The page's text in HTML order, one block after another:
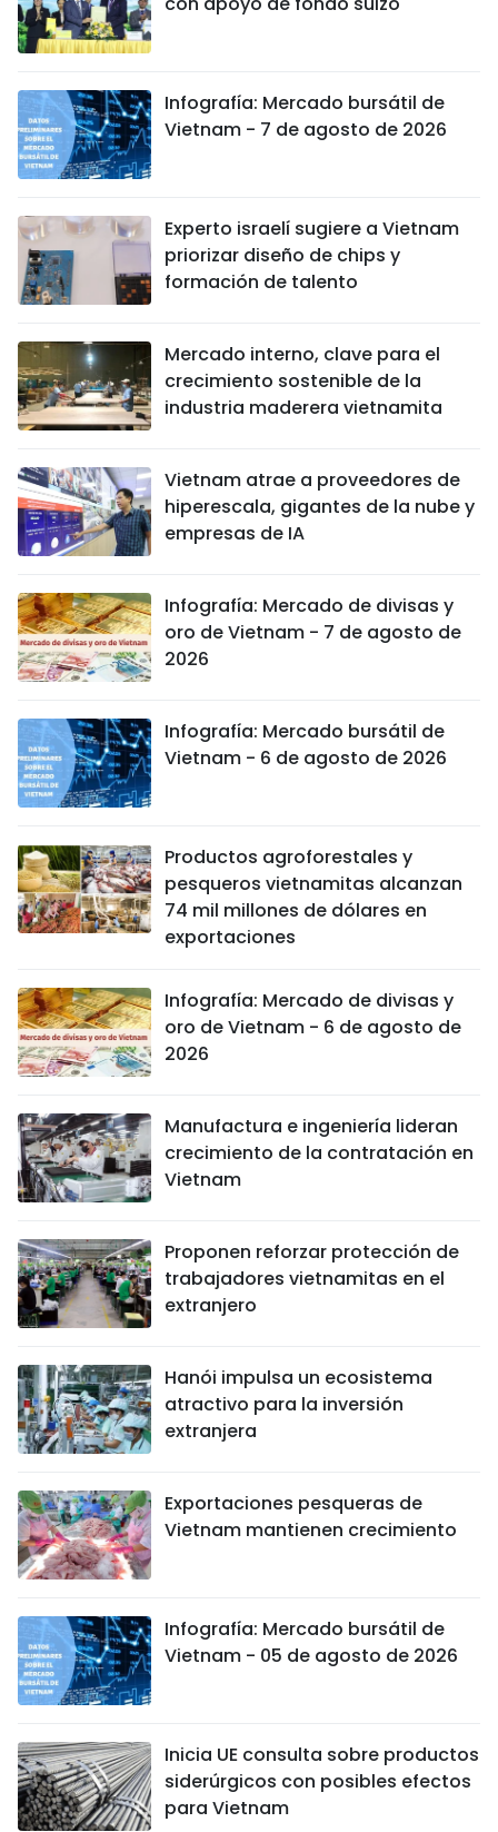
Infografía: Mercado bursátil de
Vietnam - 7 de agosto de 2026
Experto israelí sugiere a Vietnam
priorizar diseño de chips y
formación de talento
Mercado interno, clave para el
crecimiento sostenible de la
industria maderera vietnamita
Vietnam atrae a proveedores de
hiperescala, gigantes de la nube y
empresas de IA
Infografía: Mercado de divisas y
oro de Vietnam - 7 de agosto de
2026
Infografía: Mercado bursátil de
Vietnam - 6 de agosto de 2026
Productos agroforestales y
pesqueros vietnamitas alcanzan
74 mil millones de dólares en
exportaciones
Infografía: Mercado de divisas y
oro de Vietnam - 6 de agosto de
2026
Manufactura e ingeniería lideran
crecimiento de la contratación en
Vietnam
Proponen reforzar protección de
trabajadores vietnamitas en el
extranjero
Hanói impulsa un ecosistema
atractivo para la inversión
extranjera
Exportaciones pesqueras de
Vietnam mantienen crecimiento
Infografía: Mercado bursátil de
Vietnam - 05 de agosto de 2026
Inicia UE consulta sobre productos
siderúrgicos con posibles efectos
para Vietnam